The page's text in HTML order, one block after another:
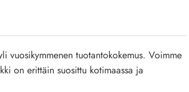
vuosikymmenen tuotantokokemus. Voimme
on erittäin suosittu kotimaassa ja